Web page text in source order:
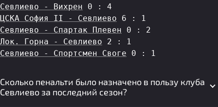
Севлиево - Вихрен 0 : 4
ЦСКА София II - Севлиево 6 : 1
Севлиево - Спартак Плевен 0 : 2
Лок. Горна - Севлиево 2 : 1
Севлиево - Спортсмен Своге 0 : 1
Сколько пенальти было назначено в пользу клуба
Севлиево за последний сезон?